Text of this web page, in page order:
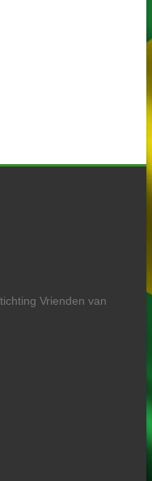
Vrienden van